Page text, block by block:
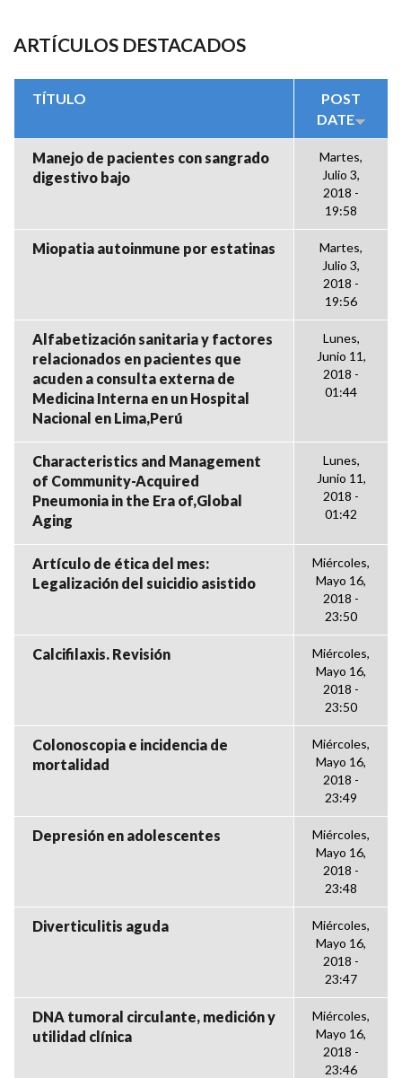
ARTÍCULOS DESTACADOS
TÍTULO
POST
DATE
Manejo de pacientes con sangrado
digestivo bajo
Martes,
Julio 3,
2018 -
19:58
Miopatia autoinmune por estatinas
Martes,
Julio 3,
2018 -
19:56
Alfabetización sanitaria y factores
relacionados en pacientes que
acuden a consulta externa de
Medicina Interna en un Hospital
Nacional en Lima,Perú
Lunes,
Junio 11,
2018 -
01:44
Characteristics and Management
of Community-Acquired
Pneumonia in the Era of,Global
Aging
Lunes,
Junio 11,
2018 -
01:42
Artículo de ética del mes:
Legalización del suicidio asistido
Miércoles,
Mayo 16,
2018 -
23:50
Calcifilaxis. Revisión
Miércoles,
Mayo 16,
2018 -
23:50
Colonoscopia e incidencia de
mortalidad
Miércoles,
Mayo 16,
2018 -
23:49
Depresión en adolescentes
Miércoles,
Mayo 16,
2018 -
23:48
Diverticulitis aguda
Miércoles,
Mayo 16,
2018 -
23:47
DNA tumoral circulante, medición y
utilidad clínica
Miércoles,
Mayo 16,
2018 -
23:46